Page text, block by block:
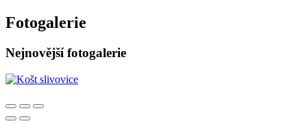
Fotogalerie
Nejnovější fotogalerie